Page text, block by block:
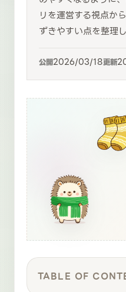
リを運営する視点か
ずきやすい点を整理し
公開2026/03/18更新
TABLE OF